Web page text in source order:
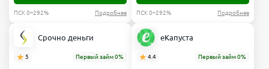
ПСК 0–292% Подробнее ПСК 0–292% Подробнее
Срочно деньги
5 Первый займ 0%
еКапуста
4.4 Первый займ 0%